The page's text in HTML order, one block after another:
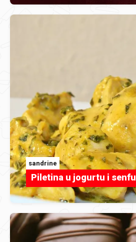
sandrine
Piletina u jogurtu i senfu